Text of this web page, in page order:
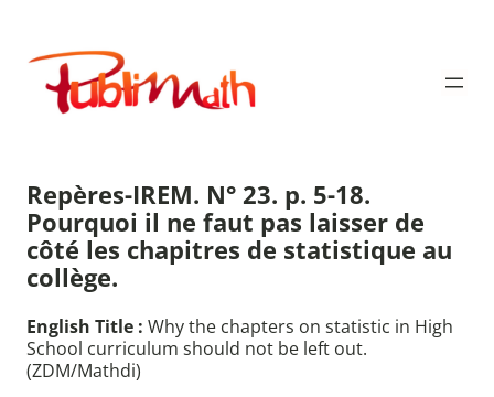
contenu
Publimath
Repères-IREM. N° 23. p. 5-18.
Pourquoi il ne faut pas laisser de
côté les chapitres de statistique au
collège.
English Title : Why the chapters on statistic in High
School curriculum should not be left out.
(ZDM/Mathdi)